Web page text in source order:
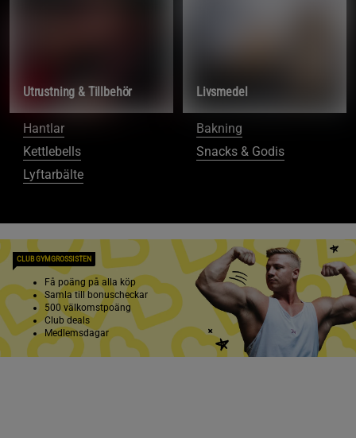
Utrustning & Tillbehör
Hantlar
Kettlebells
Lyftarbälte
Livsmedel
Bakning
Snacks & Godis
CLUB GYMGROSSISTEN
Få poäng på alla köp
Samla till bonuscheckar
500 välkomstpoäng
Club deals
Medlemsdagar
Bli medlem